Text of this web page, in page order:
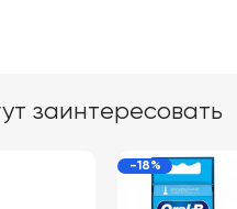
заинтересовать
-18%